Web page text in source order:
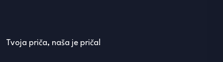
Tvoja priča, naša je priča!